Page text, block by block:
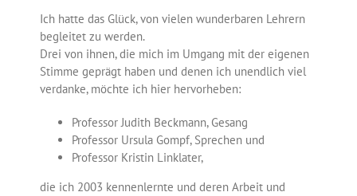
Ich hatte das Glück, von vielen wunderbaren Lehrern
begleitet zu werden.
Drei von ihnen, die mich im Umgang mit der eigenen
Stimme geprägt haben und denen ich unendlich viel
verdanke, möchte ich hier hervorheben:
Professor Judith Beckmann, Gesang
Professor Ursula Gompf, Sprechen und
Professor Kristin Linklater,
die ich 2003 kennenlernte und deren Arbeit und